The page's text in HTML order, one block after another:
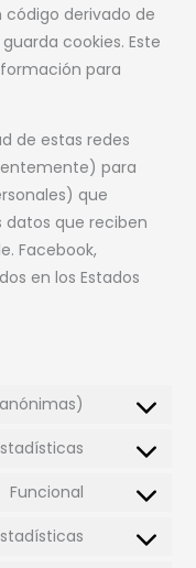
derivado de
cookies. Este
para
de estas redes
para
que
datos que reciben
Facebook,
en los Estados
Funcional